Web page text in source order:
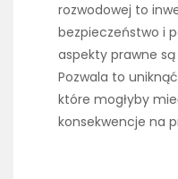
rozwodowej to
bezpieczeństwo i
aspekty prawne
Pozwala to
które mogłyby
konsekwencje na